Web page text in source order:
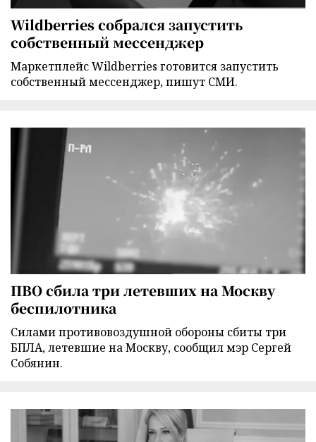
Wildberries собрался запустить
собственный мессенджер
Маркетплейс Wildberries готовится запустить
собственный мессенджер, пишут СМИ.
ПВО сбила три летевших на Москву
беспилотника
Силами противовоздушной обороны сбиты три
БПЛА, летевшие на Москву, сообщил мэр Сергей
Собянин.